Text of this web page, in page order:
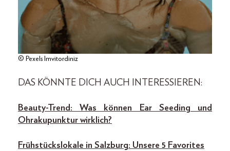
© Pexels Imvitordiniz
DAS KÖNNTE DICH AUCH INTERESSIEREN:
Beauty-Trend: Was können Ear Seeding und
Ohrakupunktur wirklich?
Frühstückslokale in Salzburg: Unsere 5 Favorites